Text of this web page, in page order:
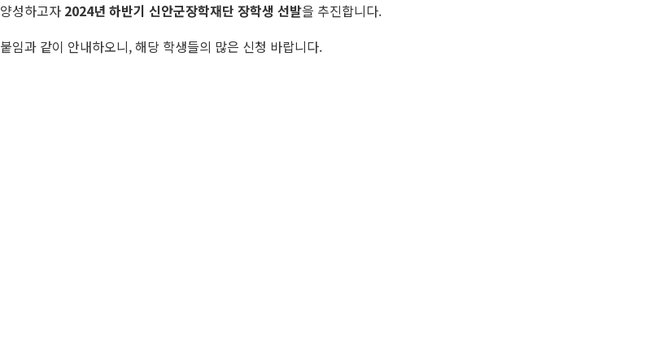
성하고자 2024년 하반기 신안군장학재단 장학생 선발을 추진합니다.
임과 같이 안내하오니, 해당 학생들의 많은 신청 바랍니다.